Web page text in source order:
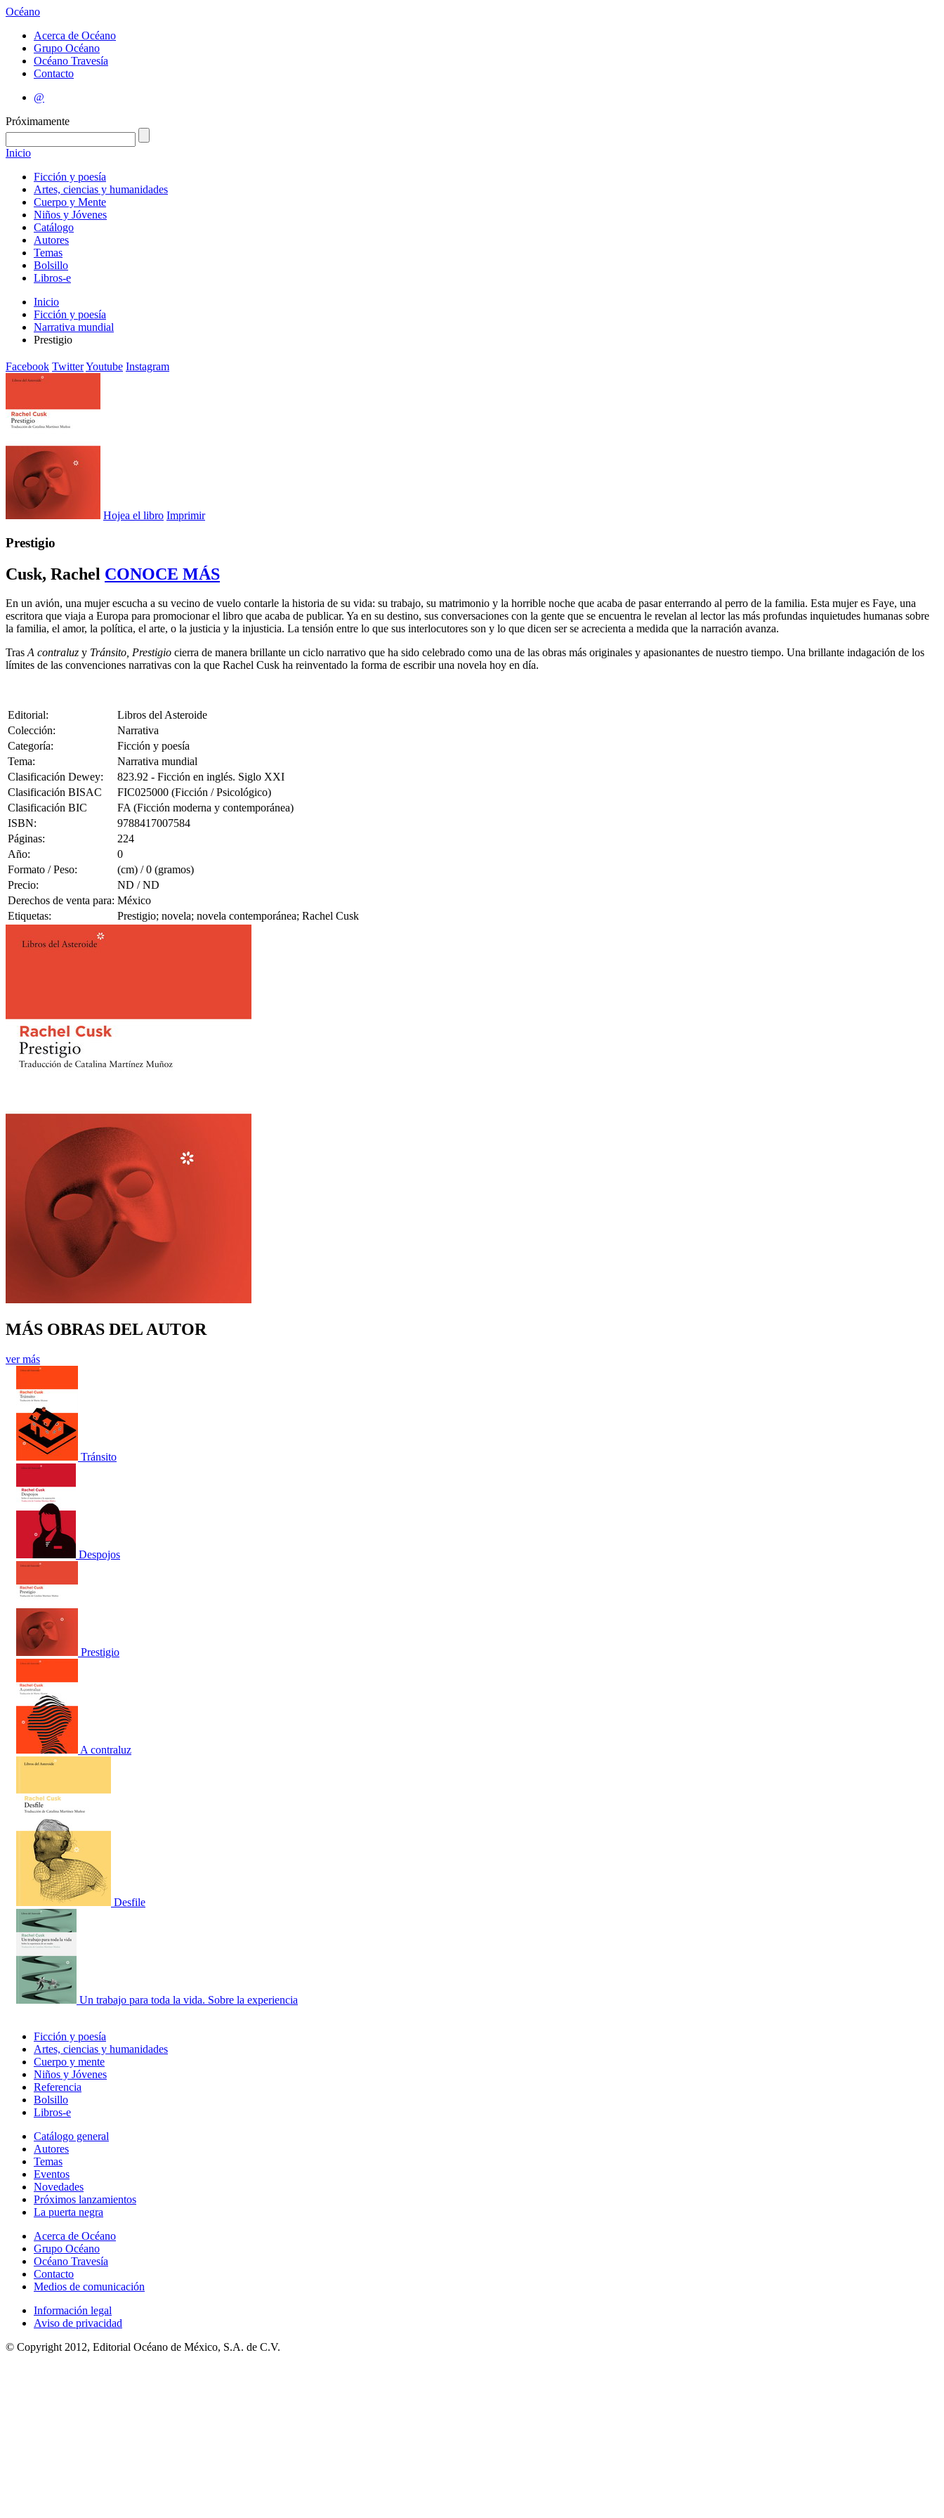
Océano
Acerca de Océano
Grupo Océano
Océano Travesía
Contacto
@
Próximamente
Inicio
Ficción y poesía
Artes, ciencias y humanidades
Cuerpo y Mente
Niños y Jóvenes
Catálogo
Autores
Temas
Bolsillo
Libros-e
Inicio
Ficción y poesía
Narrativa mundial
Prestigio
Facebook TwitterYoutube Instagram
Hojea el libro Imprimir
Prestigio
Cusk, Rachel CONOCE MÁS
En un avión, una mujer escucha a su vecino de vuelo contarle la historia de su vida: su trabajo, su matrimonio y la horrible noche que acaba de pasar enterrando al perro de la familia. Esta mujer es Faye, una
escritora que viaja a Europa para promocionar el libro que acaba de publicar. Ya en su destino, sus conversaciones con la gente que se encuentra le revelan al lector las más profundas inquietudes humanas sobre
la familia, el amor, la política, el arte, o la justicia y la injusticia. La tensión entre lo que sus interlocutores son y lo que dicen ser se acrecienta a medida que la narración avanza.
TrasA contraluz y Tránsito, Prestigio cierra de manera brillante un ciclo narrativo que ha sido celebrado como una de las obras más originales y apasionantes de nuestro tiempo. Una brillante indagación de los
límites de las convenciones narrativas con la que Rachel Cusk ha reinventado la forma de escribir una novela hoy en día.
Editorial:
Libros del Asteroide
Colección:
Narrativa
Categoría:
Ficción y poesía
Tema:
Narrativa mundial
Clasificación Dewey:
823.92 - Ficción en inglés. Siglo XXI
Clasificación BISAC
FIC025000 (Ficción / Psicológico)
Clasificación BIC
FA (Ficción moderna y contemporánea)
ISBN:
9788417007584
Páginas:
224
Año:
0
Formato / Peso:
(cm) / 0 (gramos)
Precio:
ND / ND
Derechos de venta para: México
Etiquetas:
Prestigio; novela; novela contemporánea; Rachel Cusk
MÁS OBRAS DEL AUTOR
ver más
Tránsito
Despojos
Prestigio
A contraluz
Desfile
Un trabajo para toda la vida. Sobre la experiencia
Ficción y poesía
Artes, ciencias y humanidades
Cuerpo y mente
Niños y Jóvenes
Referencia
Bolsillo
Libros-e
Catálogo general
Autores
Temas
Eventos
Novedades
Próximos lanzamientos
La puerta negra
Acerca de Océano
Grupo Océano
Océano Travesía
Contacto
Medios de comunicación
Información legal
Aviso de privacidad
© Copyright 2012, Editorial Océano de México, S.A. de C.V.